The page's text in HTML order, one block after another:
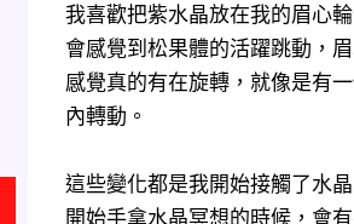
我喜歡把紫水晶放在我的眉心
會感覺到松果體的活躍跳動，
感覺真的有在旋轉，就像是有
內轉動。
這些變化都是我開始接觸了水
開始手拿水晶冥想的時候，會